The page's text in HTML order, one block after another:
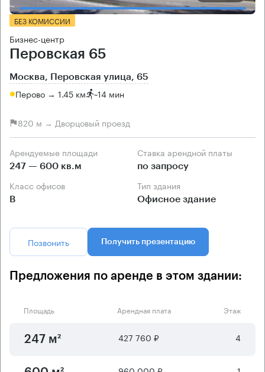
БЕЗ КОМИССИИ
Бизнес-центр
Перовская 65
Москва, Перовская улица, 65
Перово → 1.45 км ~14 мин
820 м → Дворцовый проезд
Арендуемые площади
247 — 600 кв.м
Ставка арендной платы
по запросу
Класс офисов
B
Тип здания
Офисное здание
Позвонить Получить презентацию
Предложения по аренде в этом здании:
Площадь Арендная плата Этаж
247 м² 427 760 ₽ 4